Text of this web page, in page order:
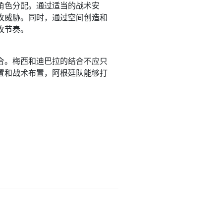
色分配。通过适当的战术安
胁。同时，通过空间创造和
奏。
梅西和迪巴拉的结合不应只
和战术布置，阿根廷队能够打